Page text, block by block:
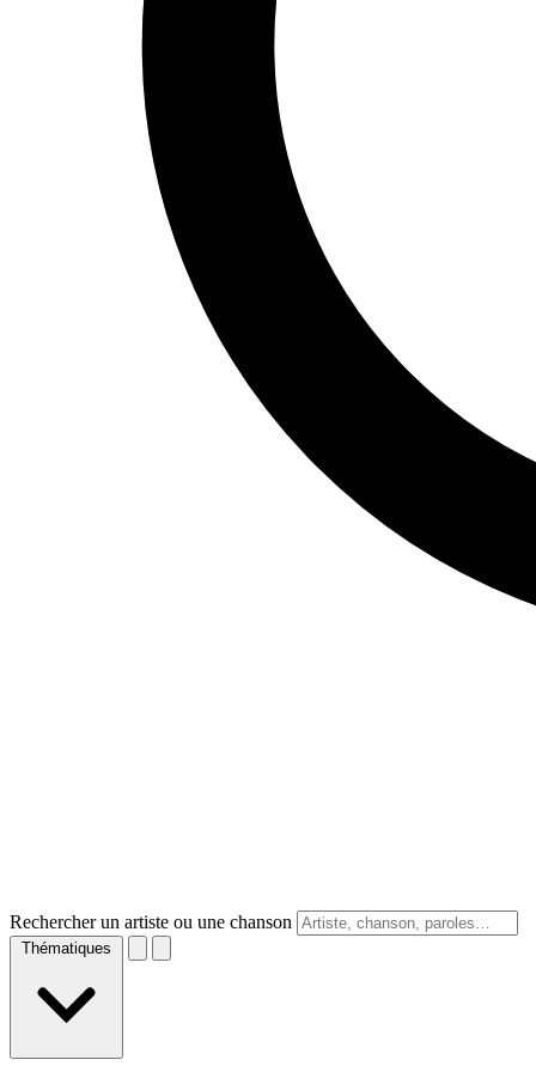
Rechercher un artiste ou une chanson
Thématiques